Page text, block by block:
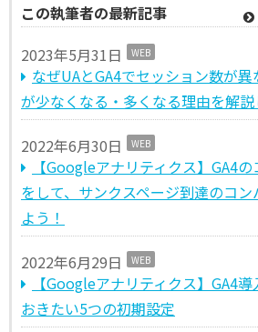
この執筆者の最新記事
2023年5月31日 WEB
なぜUAとGA4でセッション数が
が少なくなる・多くなる理由を解説
2022年6月30日 WEB
【Googleアナリティクス】GA4
をして、サンクスページ到達のコ
よう！
2022年6月29日 WEB
【Googleアナリティクス】GA4
おきたい5つの初期設定